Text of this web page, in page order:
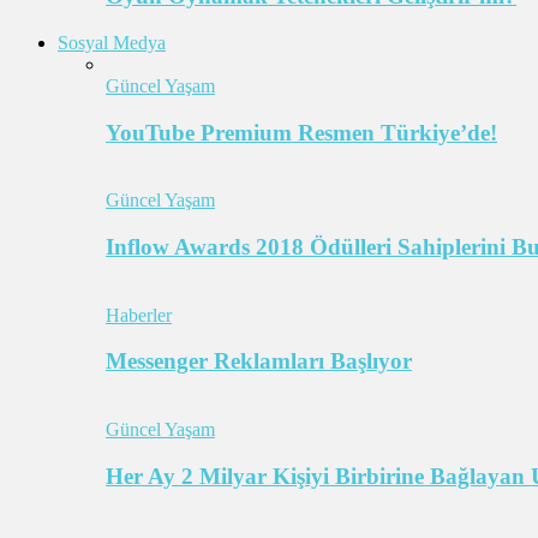
Sosyal Medya
Güncel Yaşam
YouTube Premium Resmen Türkiye’de!
Güncel Yaşam
Inflow Awards 2018 Ödülleri Sahiplerini
Haberler
Messenger Reklamları Başlıyor
Güncel Yaşam
Her Ay 2 Milyar Kişiyi Birbirine Bağlayan